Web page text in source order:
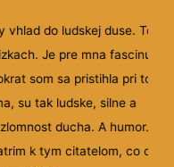
do ludskej duse. To
Je pre mna
som sa pristihla pri tom,
su tak ludske, silne a
ducha. A humor.
k tym citatelom, co cele